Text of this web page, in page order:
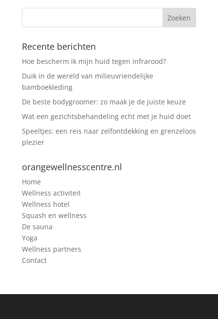
Recente berichten
Hoe bescherm ik mijn huid tegen infrarood?
Duik in de wereld van milieuvriendelijke
bamboekleding
De beste bodygroomer: zo maak je de juiste keuze
Wat een gezichtsbehandeling echt met je huid doet
Speeltjes: een reis naar zelfontdekking en grenzeloos
plezier
orangewellnesscentre.nl
Home
Wellness activiteit
Wellness hotel
Squash en wellness
De sauna
Yoga
Wellness partners
Contact